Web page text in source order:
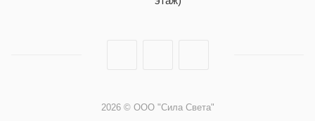
2026 © ООО "Сила Света"